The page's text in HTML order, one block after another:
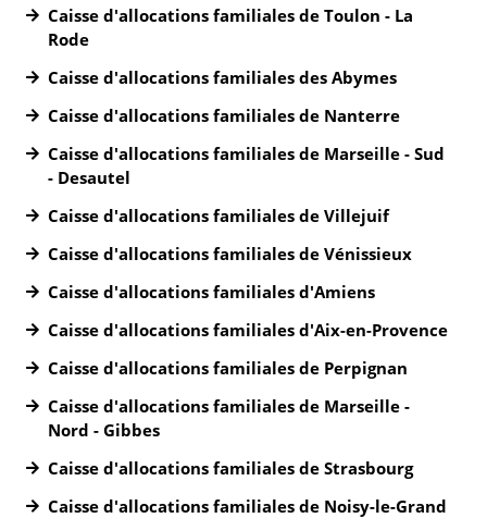
Caisse d'allocations familiales de Toulon - La
Rode
Caisse d'allocations familiales des Abymes
Caisse d'allocations familiales de Nanterre
Caisse d'allocations familiales de Marseille - Sud
- Desautel
Caisse d'allocations familiales de Villejuif
Caisse d'allocations familiales de Vénissieux
Caisse d'allocations familiales d'Amiens
Caisse d'allocations familiales d'Aix-en-Provence
Caisse d'allocations familiales de Perpignan
Caisse d'allocations familiales de Marseille -
Nord - Gibbes
Caisse d'allocations familiales de Strasbourg
Caisse d'allocations familiales de Noisy-le-Grand